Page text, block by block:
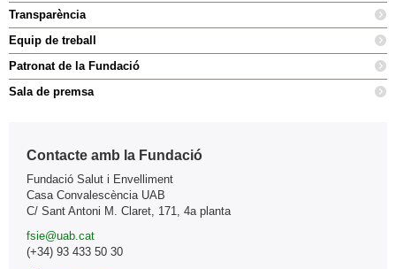
Transparència
Equip de treball
Patronat de la Fundació
Sala de premsa
Contacte amb la Fundació
Fundació Salut i Envelliment
Casa Convalescència UAB
C/ Sant Antoni M. Claret, 171, 4a planta
fsie@uab.cat
(+34) 93 433 50 30